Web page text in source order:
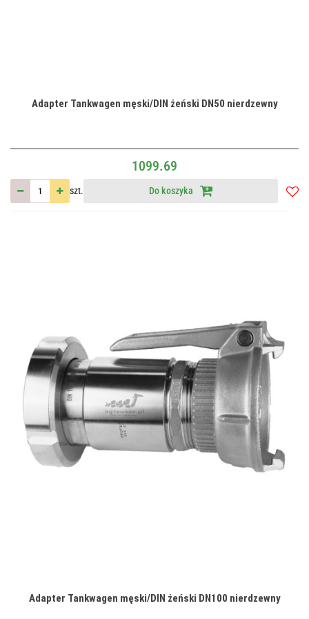
Adapter Tankwagen męski/DIN żeński DN50 nierdzewny
1099.69
szt. Do koszyka
Adapter Tankwagen męski/DIN żeński DN100 nierdzewny